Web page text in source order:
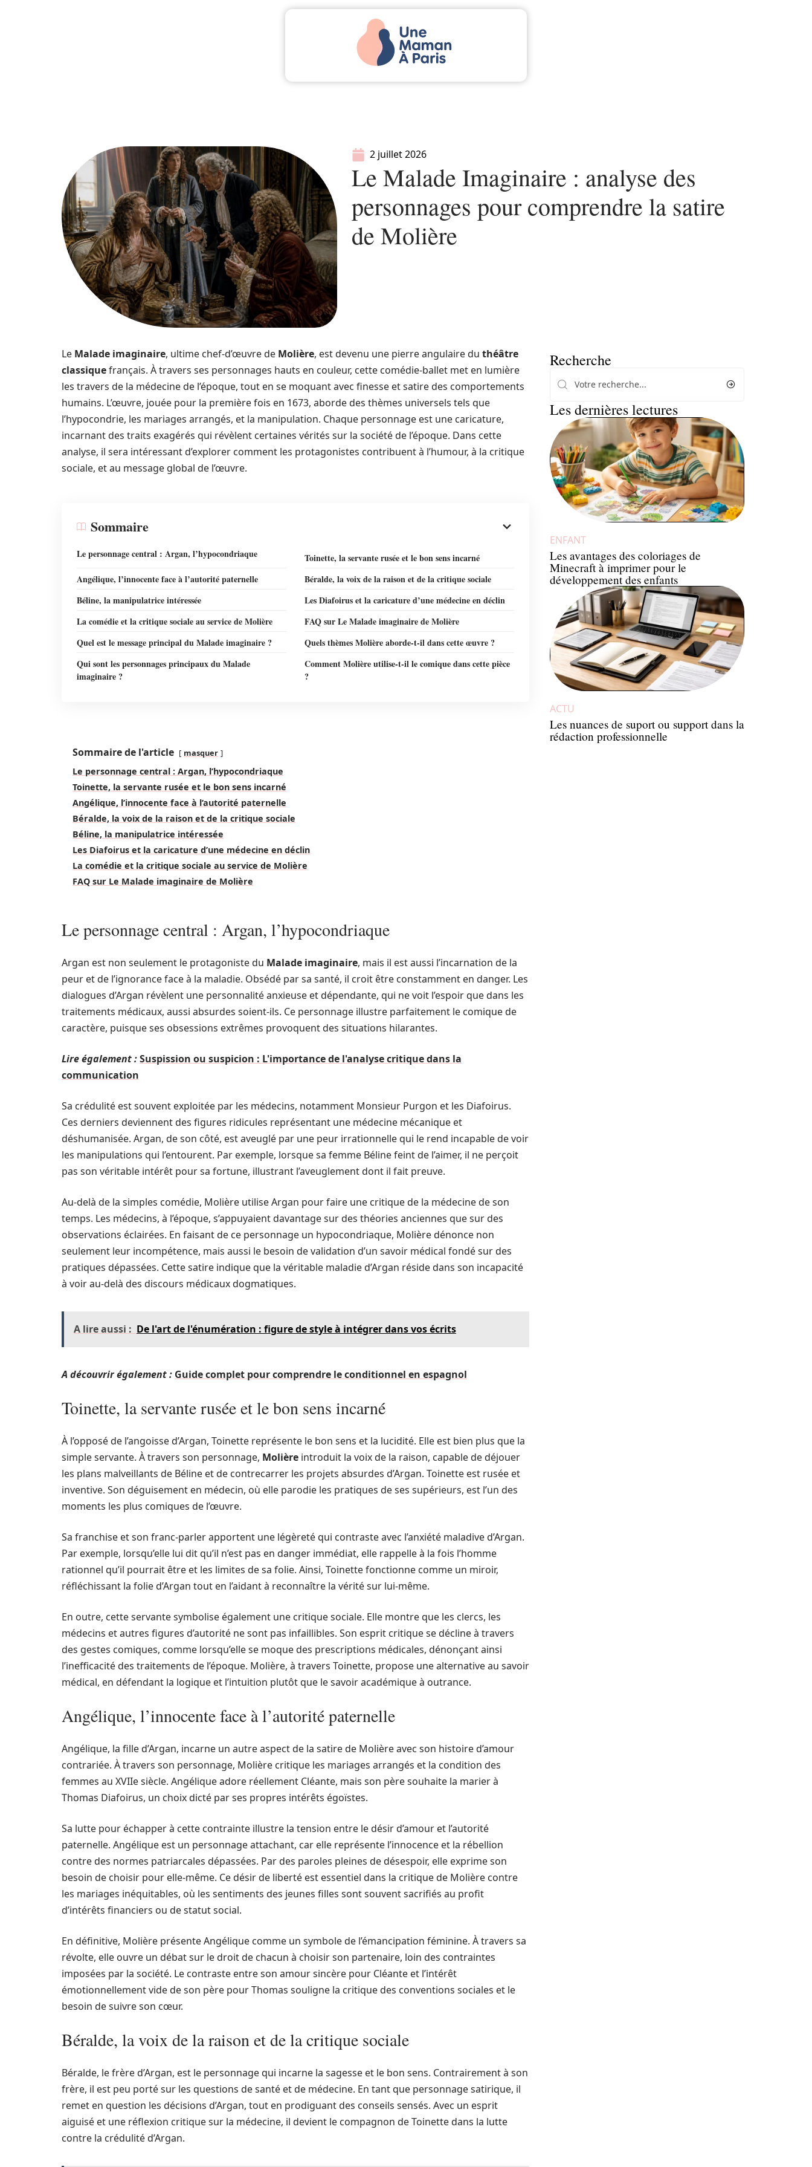
2 juillet 2026
Le Malade Imaginaire : analyse des
personnages pour comprendre la satire
de Molière
Le Malade imaginaire, ultime chef-d’œuvre de Molière, est devenu une pierre angulaire du théâtre
classiquefrançais. À travers ses personnages hauts en couleur, cette comédie-ballet met en lumière
les travers de la médecine de l’époque, tout en se moquant avec finesse et satire des comportements
humains. L’œuvre, jouée pour la première fois en 1673, aborde des thèmes universels tels que
l’hypocondrie, les mariages arrangés, et la manipulation. Chaque personnage est une caricature,
incarnant des traits exagérés qui révèlent certaines vérités sur la société de l’époque. Dans cette
analyse, il sera intéressant d’explorer comment les protagonistes contribuent à l’humour, à la critique
sociale, et au message global de l’œuvre.
Sommaire
Le personnage central : Argan, l’hypocondriaque
Toinette, la servante rusée et le bon sens incarné
Angélique, l’innocente face à l’autorité paternelle
Béralde, la voix de la raison et de la critique sociale
Béline, la manipulatrice intéressée
Les Diafoirus et la caricature d’une médecine en déclin
La comédie et la critique sociale au service de Molière
FAQ sur Le Malade imaginaire de Molière
Quel est le message principal du Malade imaginaire ?
Quels thèmes Molière aborde-t-il dans cette œuvre ?
Qui sont les personnages principaux du Malade
imaginaire ?
Comment Molière utilise-t-il le comique dans cette pièce
?
Sommaire de l'article masquer
Le personnage central : Argan, l’hypocondriaque
Toinette, la servante rusée et le bon sens incarné
Angélique, l’innocente face à l’autorité paternelle
Béralde, la voix de la raison et de la critique sociale
Béline, la manipulatrice intéressée
Les Diafoirus et la caricature d’une médecine en déclin
La comédie et la critique sociale au service de Molière
FAQ sur Le Malade imaginaire de Molière
Le personnage central : Argan, l’hypocondriaque
Argan est non seulement le protagoniste du Malade imaginaire, mais il est aussi l’incarnation de la
peur et de l’ignorance face à la maladie. Obsédé par sa santé, il croit être constamment en danger. Les
dialogues d’Argan révèlent une personnalité anxieuse et dépendante, qui ne voit l’espoir que dans les
traitements médicaux, aussi absurdes soient-ils. Ce personnage illustre parfaitement le comique de
caractère, puisque ses obsessions extrêmes provoquent des situations hilarantes.
Lire également :Suspission ou suspicion : L'importance de l'analyse critique dans la
communication
Sa crédulité est souvent exploitée par les médecins, notamment Monsieur Purgon et les Diafoirus.
Ces derniers deviennent des figures ridicules représentant une médecine mécanique et
déshumanisée. Argan, de son côté, est aveuglé par une peur irrationnelle qui le rend incapable de voir
les manipulations qui l’entourent. Par exemple, lorsque sa femme Béline feint de l’aimer, il ne perçoit
pas son véritable intérêt pour sa fortune, illustrant l’aveuglement dont il fait preuve.
Au-delà de la simples comédie, Molière utilise Argan pour faire une critique de la médecine de son
temps. Les médecins, à l’époque, s’appuyaient davantage sur des théories anciennes que sur des
observations éclairées. En faisant de ce personnage un hypocondriaque, Molière dénonce non
seulement leur incompétence, mais aussi le besoin de validation d’un savoir médical fondé sur des
pratiques dépassées. Cette satire indique que la véritable maladie d’Argan réside dans son incapacité
à voir au-delà des discours médicaux dogmatiques.
A lire aussi : De l'art de l'énumération : figure de style à intégrer dans vos écrits
A découvrir également : Guide complet pour comprendre le conditionnel en espagnol
Toinette, la servante rusée et le bon sens incarné
À l’opposé de l’angoisse d’Argan, Toinette représente le bon sens et la lucidité. Elle est bien plus que la
simple servante. À travers son personnage, Molière introduit la voix de la raison, capable de déjouer
les plans malveillants de Béline et de contrecarrer les projets absurdes d’Argan. Toinette est rusée et
inventive. Son déguisement en médecin, où elle parodie les pratiques de ses supérieurs, est l’un des
moments les plus comiques de l’œuvre.
Sa franchise et son franc-parler apportent une légèreté qui contraste avec l’anxiété maladive d’Argan.
Par exemple, lorsqu’elle lui dit qu’il n’est pas en danger immédiat, elle rappelle à la fois l’homme
rationnel qu’il pourrait être et les limites de sa folie. Ainsi, Toinette fonctionne comme un miroir,
réfléchissant la folie d’Argan tout en l’aidant à reconnaître la vérité sur lui-même.
En outre, cette servante symbolise également une critique sociale. Elle montre que les clercs, les
médecins et autres figures d’autorité ne sont pas infaillibles. Son esprit critique se décline à travers
des gestes comiques, comme lorsqu’elle se moque des prescriptions médicales, dénonçant ainsi
l’inefficacité des traitements de l’époque. Molière, à travers Toinette, propose une alternative au savoir
médical, en défendant la logique et l’intuition plutôt que le savoir académique à outrance.
Angélique, l’innocente face à l’autorité paternelle
Angélique, la fille d’Argan, incarne un autre aspect de la satire de Molière avec son histoire d’amour
contrariée. À travers son personnage, Molière critique les mariages arrangés et la condition des
femmes au XVIIe siècle. Angélique adore réellement Cléante, mais son père souhaite la marier à
Thomas Diafoirus, un choix dicté par ses propres intérêts égoïstes.
Sa lutte pour échapper à cette contrainte illustre la tension entre le désir d’amour et l’autorité
paternelle. Angélique est un personnage attachant, car elle représente l’innocence et la rébellion
contre des normes patriarcales dépassées. Par des paroles pleines de désespoir, elle exprime son
besoin de choisir pour elle-même. Ce désir de liberté est essentiel dans la critique de Molière contre
les mariages inéquitables, où les sentiments des jeunes filles sont souvent sacrifiés au profit
d’intérêts financiers ou de statut social.
En définitive, Molière présente Angélique comme un symbole de l’émancipation féminine. À travers sa
révolte, elle ouvre un débat sur le droit de chacun à choisir son partenaire, loin des contraintes
imposées par la société. Le contraste entre son amour sincère pour Cléante et l’intérêt
émotionnellement vide de son père pour Thomas souligne la critique des conventions sociales et le
besoin de suivre son cœur.
Béralde, la voix de la raison et de la critique sociale
Béralde, le frère d’Argan, est le personnage qui incarne la sagesse et le bon sens. Contrairement à son
frère, il est peu porté sur les questions de santé et de médecine. En tant que personnage satirique, il
remet en question les décisions d’Argan, tout en prodiguant des conseils sensés. Avec un esprit
aiguisé et une réflexion critique sur la médecine, il devient le compagnon de Toinette dans la lutte
contre la crédulité d’Argan.
Recherche
Les dernières lectures
ENFANT
Les avantages des coloriages de
Minecraft à imprimer pour le
développement des enfants
ACTU
Les nuances de suport ou support dans la
rédaction professionnelle